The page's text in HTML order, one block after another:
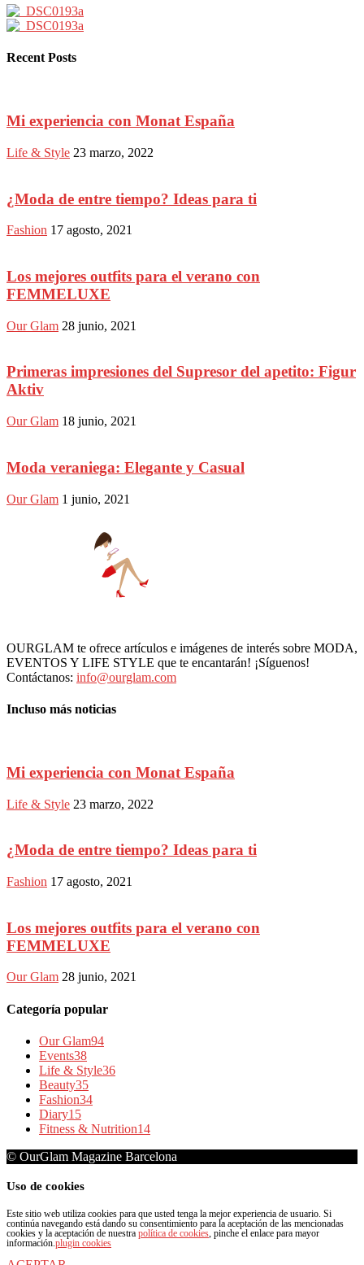
Recent Posts
Mi experiencia con Monat España
Life & Style 23 marzo, 2022
¿Moda de entre tiempo? Ideas para ti
Fashion 17 agosto, 2021
Los mejores outfits para el verano con
FEMMELUXE
Our Glam 28 junio, 2021
Primeras impresiones del Supresor del apetito: Figur
Aktiv
Our Glam 18 junio, 2021
Moda veraniega: Elegante y Casual
Our Glam 1 junio, 2021
OURGLAM te ofrece artículos e imágenes de interés sobre MODA,
EVENTOS Y LIFE STYLE que te encantarán! ¡Síguenos!
Contáctanos: info@ourglam.com
Incluso más noticias
Mi experiencia con Monat España
Life & Style 23 marzo, 2022
¿Moda de entre tiempo? Ideas para ti
Fashion 17 agosto, 2021
Los mejores outfits para el verano con
FEMMELUXE
Our Glam 28 junio, 2021
Categoría popular
Our Glam94
Events38
Life & Style36
Beauty35
Fashion34
Diary15
Fitness & Nutrition14
© OurGlam Magazine Barcelona
Uso de cookies
Este sitio web utiliza cookies para que usted tenga la mejor experiencia de usuario. Si
continúa navegando está dando su consentimiento para la aceptación de las mencionadas
cookies y la aceptación de nuestra política de cookies, pinche el enlace para mayor
información.plugin cookies